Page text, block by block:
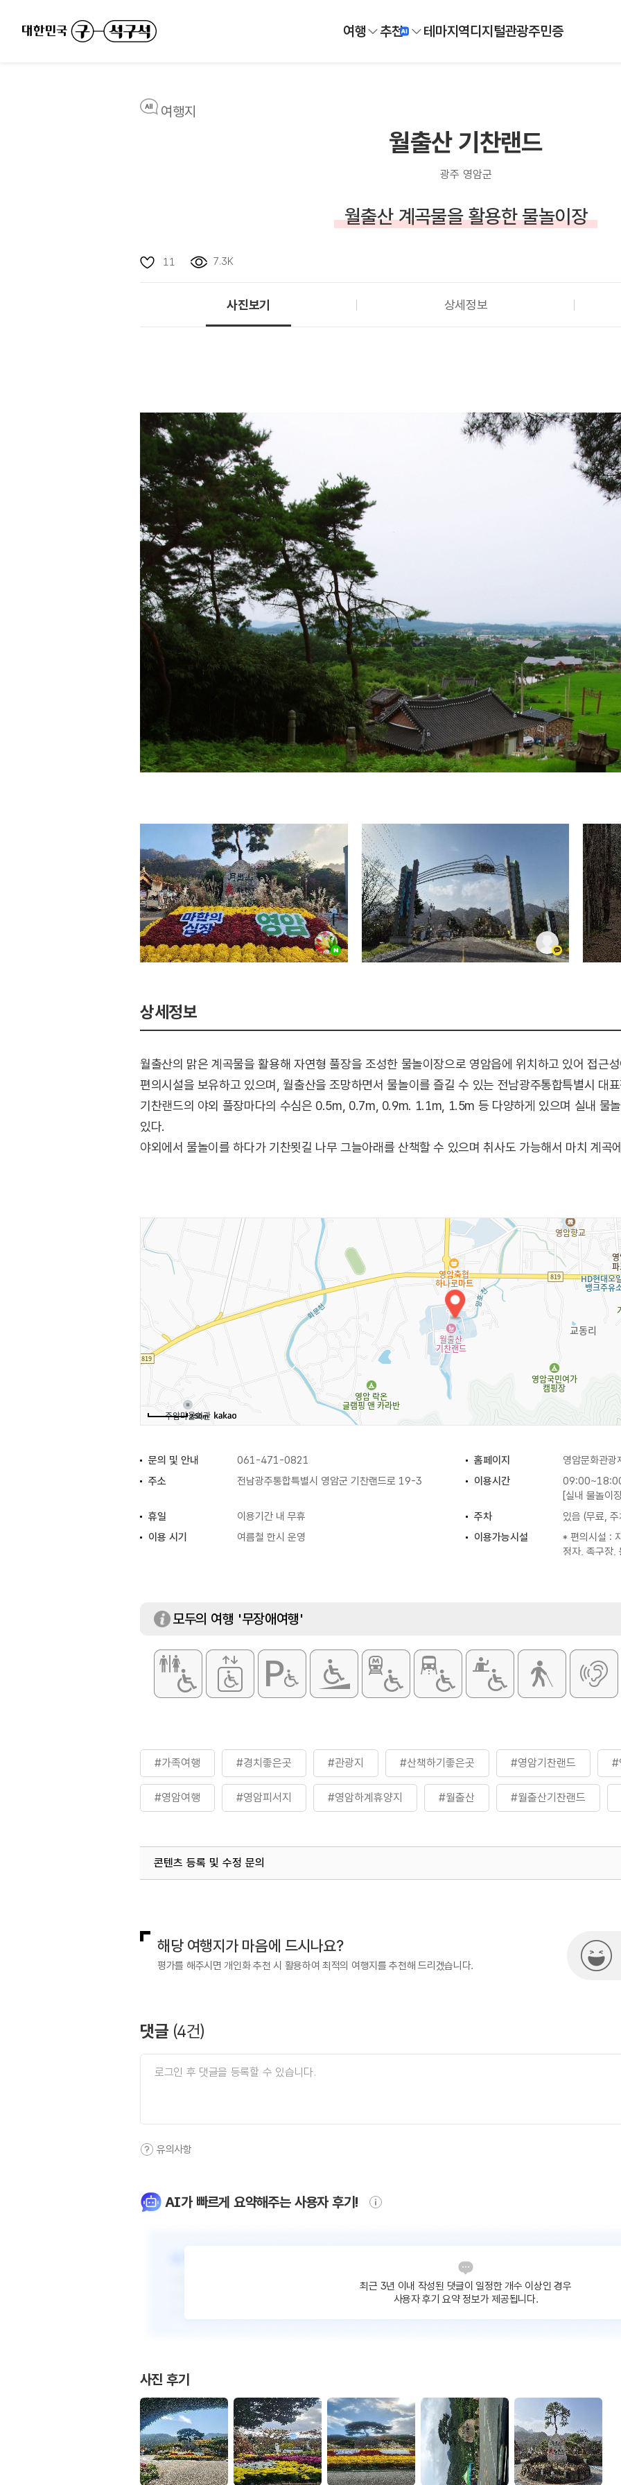
여행 추천 테마지역디지털관광주민증
여행지
월출산 기찬랜드
광주 영암군
월출산 계곡물을 활용한 물놀이장
11 7.3K
사진보기 상세정보
상세정보
월출산의 맑은 계곡물을 활용해 자연형 풀장을 조성한 물놀이장으로 영암읍에 위치하고 있어 접근
편의시설을 보유하고 있으며, 월출산을 조망하면서 물놀이를 즐길 수 있는 전남광주통합특별시 대
기찬랜드의 야외 풀장마다의 수심은 0.5m, 0.7m, 0.9m. 1.1m, 1.5m 등 다양하게 있으며 실내 물
있다.
야외에서 물놀이를 하다가 기찬묏길 나무 그늘아래를 산책할 수 있으며 취사도 가능해서 마치 계곡
게스트하우스(기찬재)등이 있다.
250m
문의 및 안내 061-471-0821 홈페이지
영암문화관
주소
전남광주통합특별시 영암군 기찬랜드로 19-3 이용시간
[실내 물놀
휴일
이용기간 내 무휴 주차
있음 (무료,
이용 시기
여름철 한시 운영 이용가능시설
* 편의시설 :
정자, 족구장,
- 청소년 4,000원
- 어른 5,000원
- 청소년 3,000원
- 어린이 1,000원 (현장인원 20인 이상 적용)
영암군민
모두의 여행 '무장애여행'
#가족여행 #경치좋은곳 #관광지 #산책하기좋은곳 #영암기찬랜드 #
#영암여행 #영암피서지 #영암하계휴양지 #월출산 #월출산기찬랜드
콘텐츠 등록 및 수정 문의
해당 여행지가 마음에 드시나요?
평가를 해주시면 개인화 추천 시 활용하여 최적의 여행지를 추천해 드리겠습니다.
댓글 (4건)
유의사항
AI가 빠르게 요약해주는 사용자 후기!
최근 3년 이내 작성된 댓글이 일정한 개수 이상인 경우
사용자 후기 요약 정보가 제공됩니다.
사진 후기